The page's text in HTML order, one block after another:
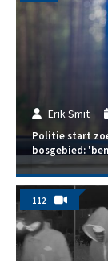
Erik Smit
Politie start
bosgebied:
112